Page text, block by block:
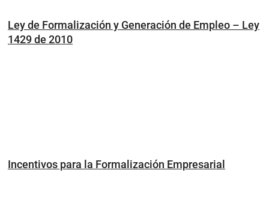
Ley de Formalización y Generación de Empleo – Ley
1429 de 2010
Incentivos para la Formalización Empresarial